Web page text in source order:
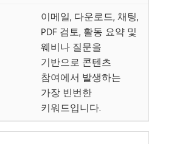
이메일, 다운로드, 채팅,
PDF 검토, 활동 요약 및
웨비나 질문을
기반으로 콘텐츠
참여에서 발생하는
가장 빈번한
키워드입니다.